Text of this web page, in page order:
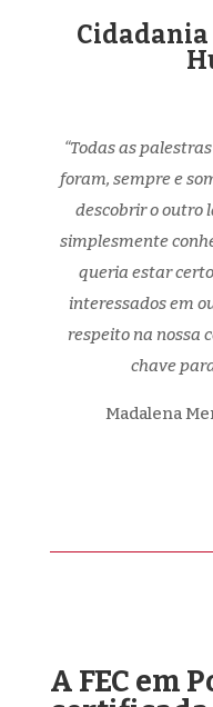
Cidadania
“Todas as
foram, sempre e
descobrir o outro
simplesmente
queria estar
interessados em
respeito na nossa
chave
Madalena
A FEC em